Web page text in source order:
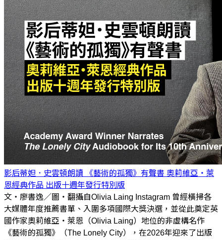
影后蒂妲．史雲頓朗讀 《藝術的孤獨》有聲書 奧莉維亞・萊
恩經典作品 出版十週年發行特別版
文・廖書逸／圖・翻攝自Olivia Laing Instagram 曾經橫掃各
大媒體年度推薦書單、入圍多項國際大獎決選，並從此奠定英
國作家奧莉維亞・萊恩（Olivia Laing）地位的非虛構名作
《藝術的孤獨》（The Lonely City），在2026年迎來了出版